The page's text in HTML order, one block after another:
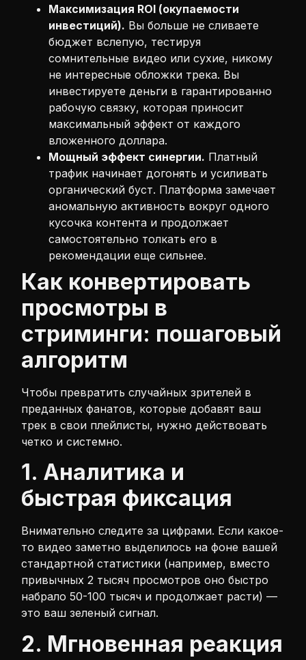
Максимизация ROI (окупаемости
инвестиций). Вы больше не сливаете
бюджет вслепую, тестируя
сомнительные видео или сухие, никому
не интересные обложки трека. Вы
инвестируете деньги в гарантированно
рабочую связку, которая приносит
максимальный эффект от каждого
вложенного доллара.
Мощный эффект синергии. Платный
трафик начинает догонять и усиливать
органический буст. Платформа замечает
аномальную активность вокруг одного
кусочка контента и продолжает
самостоятельно толкать его в
рекомендации еще сильнее.
Как конвертировать
просмотры в
стриминги: пошаговый
алгоритм
Чтобы превратить случайных зрителей в
преданных фанатов, которые добавят ваш
трек в свои плейлисты, нужно действовать
четко и системно.
1. Аналитика и
быстрая фиксация
Внимательно следите за цифрами. Если какое-
то видео заметно выделилось на фоне вашей
стандартной статистики (например, вместо
привычных 2 тысяч просмотров оно быстро
набрало 50-100 тысяч и продолжает расти) —
это ваш зеленый сигнал.
2. Мгновенная реакция